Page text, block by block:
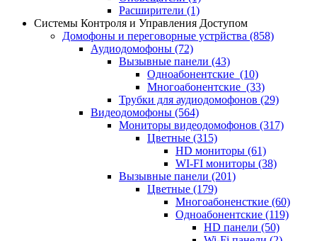
Расширители (1)
Системы Контроля и Управления Доступом
Домофоны и переговорные устрйства (858)
Аудиодомофоны (72)
Вызывные панели (43)
Одноабонентские (10)
Многоабонентские (33)
Трубки для аудиодомофонов (29)
Видеодомофоны (564)
Мониторы видеодомофонов (317)
Цветные (315)
HD мониторы (61)
WI-FI мониторы (38)
Вызывные панели (201)
Цветные (179)
Многоабоненсткие (60)
Одноабонентские (119)
HD панели (50)